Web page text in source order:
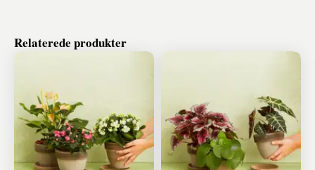
Relaterede produkter